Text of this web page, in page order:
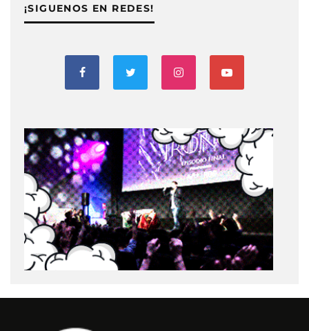
¡SIGUENOS EN REDES!